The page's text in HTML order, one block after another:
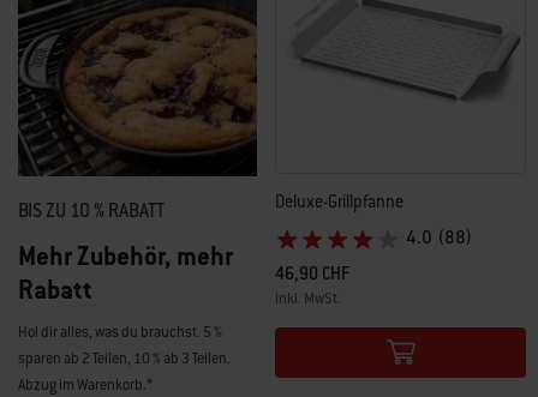
BIS ZU 10 % RABATT
Mehr Zubehör, mehr
Rabatt
Hol dir alles, was du brauchst. 5 %
sparen ab 2 Teilen, 10 % ab 3 Teilen.
Abzug im Warenkorb.*
Deluxe-Grillpfanne
4.0 (88)
46,90 CHF
inkl. MwSt.
Color Options